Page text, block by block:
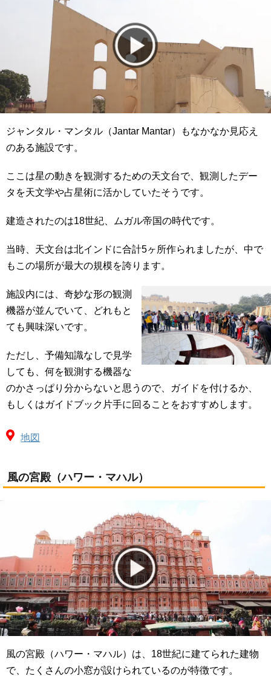
ジャンタル・マンタル（Jantar Mantar）もなかなか見応え
のある施設です。
ここは星の動きを観測するための天文台で、観測したデー
タを天文学や占星術に活かしていたそうです。
建造されたのは18世紀、ムガル帝国の時代です。
当時、天文台は北インドに合計5ヶ所作られましたが、中で
もこの場所が最大の規模を誇ります。
施設内には、奇妙な形の観測
機器が並んでいて、どれもと
ても興味深いです。
ただし、予備知識なしで見学
しても、何を観測する機器な
のかさっぱり分からないと思うので、ガイドを付けるか、
もしくはガイドブック片手に回ることをおすすめします。
地図
風の宮殿（ハワー・マハル）
風の宮殿（ハワー・マハル）は、18世紀に建てられた建物
で、たくさんの小窓が設けられているのが特徴です。